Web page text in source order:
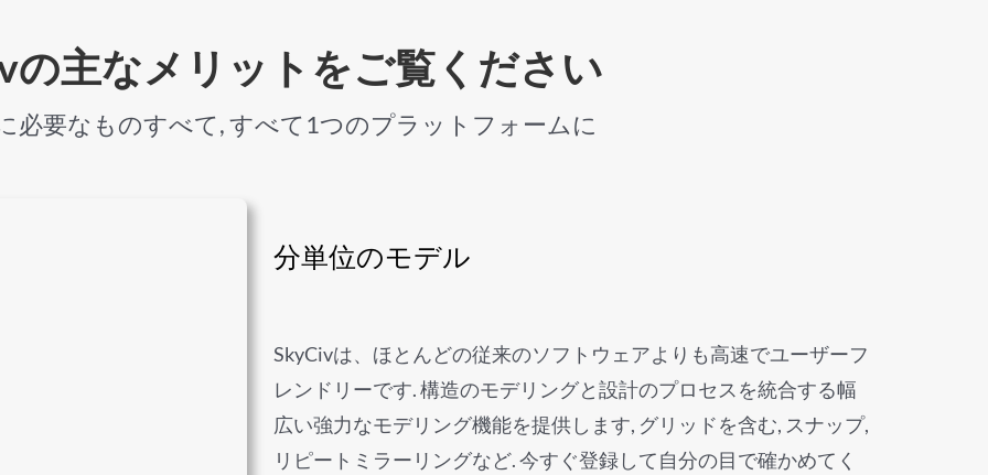
の主なメリットをご覧ください
必要なものすべて, すべて1つのプラットフォームに
分単位のモデル
SkyCivは、ほとんどの従来のソフトウェアよりも高速でユーザーフ
レンドリーです. 構造のモデリングと設計のプロセスを統合する幅
広い強力なモデリング機能を提供します, グリッドを含む, スナップ,
リピートミラーリングなど. 今すぐ登録して自分の目で確かめてく